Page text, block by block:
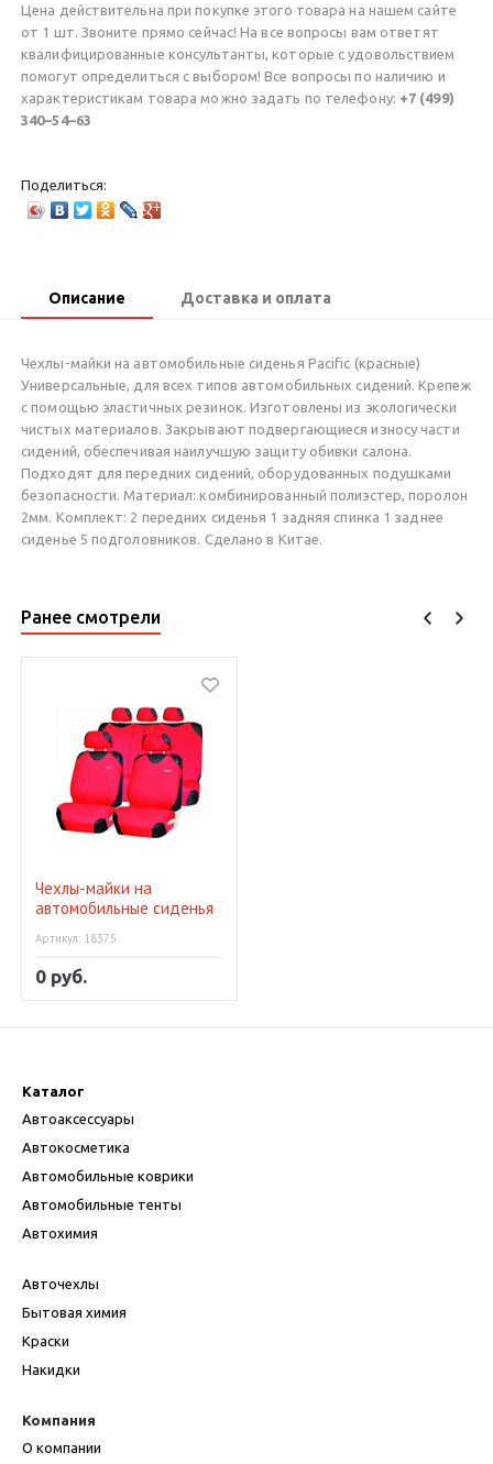
Цена действительна при покупке этого товара на нашем сайте
от 1 шт. Звоните прямо сейчас! На все вопросы вам ответят
квалифицированные консультанты, которые с удовольствием
помогут определиться с выбором! Все вопросы по наличию и
характеристикам товара можно задать по телефону: +7 (499)
340–54–63
Поделиться:
Описание Доставка и оплата
Чехлы-майки на автомобильные сиденья Pacific (красные)
Универсальные, для всех типов автомобильных сидений. Крепеж
с помощью эластичных резинок. Изготовлены из экологически
чистых материалов. Закрывают подвергающиеся износу части
сидений, обеспечивая наилучшую защиту обивки салона.
Подходят для передних сидений, оборудованных подушками
безопасности. Материал: комбинированный полиэстер, поролон
2мм. Комплект: 2 передних сиденья 1 задняя спинка 1 заднее
сиденье 5 подголовников. Сделано в Китае.
Ранее смотрели
Чехлы-майки на
автомобильные сиденья
Артикул: 18375
0 руб.
Каталог
Автоаксессуары
Автокосметика
Автомобильные коврики
Автомобильные тенты
Автохимия
Авточехлы
Бытовая химия
Краски
Накидки
Компания
О компании